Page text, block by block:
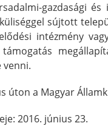
gazdasági
sújtott
intézmény
venni.
úton a Magyar
2016. június 23.